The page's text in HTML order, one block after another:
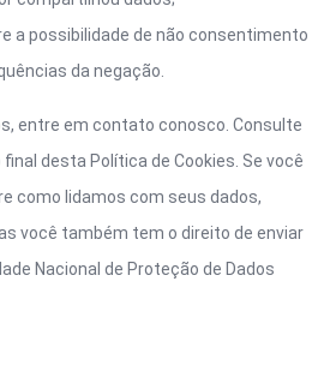
a possibilidade de não consentimento
da negação.
entre em contato conosco. Consulte
desta Política de Cookies. Se você
como lidamos com seus dados,
você também tem o direito de enviar
Nacional de Proteção de Dados